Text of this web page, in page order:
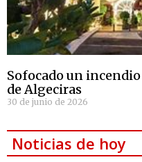
Sofocado un
de Algeciras
30 de junio de 2026
Noticias de hoy